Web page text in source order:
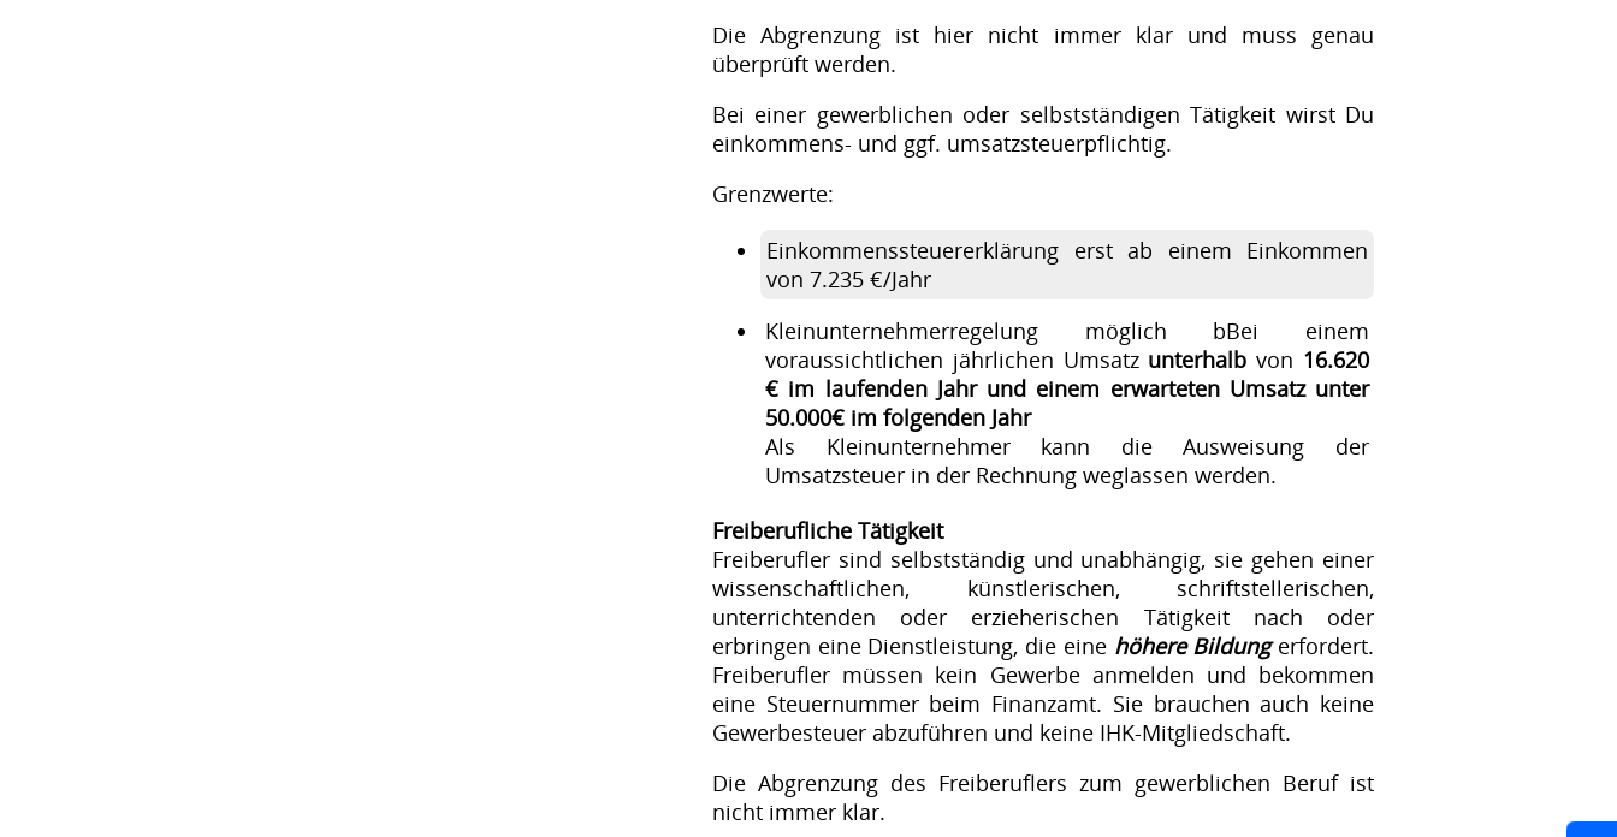
Die Abgrenzung ist hier nicht immer klar und muss genau
überprüft werden.
Bei einer gewerblichen oder selbstständigen Tätigkeit wirst Du
einkommens- und ggf. umsatzsteuerpflichtig.
Grenzwerte:
Einkommenssteuererklärung erst ab einem Einkommen
von 7.235 €/Jahr
Kleinunternehmerregelung möglich bBei einem
voraussichtlichen jährlichen Umsatz unterhalb von 16.620
€ im laufenden Jahr und einem erwarteten Umsatz unter
50.000€ im folgenden Jahr
Als Kleinunternehmer kann die Ausweisung der
Umsatzsteuer in der Rechnung weglassen werden.
Freiberufliche Tätigkeit
Freiberufler sind selbstständig und unabhängig, sie gehen einer
wissenschaftlichen, künstlerischen, schriftstellerischen,
unterrichtenden oder erzieherischen Tätigkeit nach oder
erbringen eine Dienstleistung, die eine höhere Bildungerfordert.
Freiberufler müssen kein Gewerbe anmelden und bekommen
eine Steuernummer beim Finanzamt. Sie brauchen auch keine
Gewerbesteuer abzuführen und keine IHK-Mitgliedschaft.
Die Abgrenzung des Freiberuflers zum gewerblichen Beruf ist
nicht immer klar.